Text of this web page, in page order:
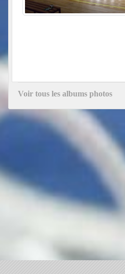
Voir tous les albums photos